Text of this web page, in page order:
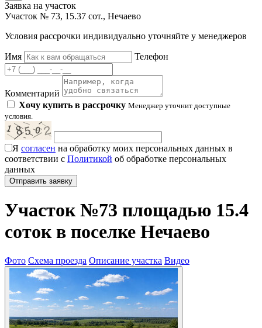
Заявка на участок
Участок № 73, 15.37 сот., Нечаево
Условия рассрочки индивидуально уточняйте у менеджеров
Имя Телефон
Комментарий
Хочу купить в рассрочку Менеджер уточнит доступные
условия.
Я согласен на обработку моих персональных данных в
соответствии с Политикой об обработке персональных
данных
Участок №73 площадью 15.4
соток в поселке Нечаево
Фото Схема проезда Описание участка Видео